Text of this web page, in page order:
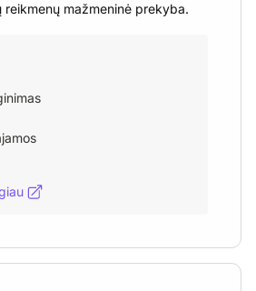
reikmenų mažmeninė prekyba.